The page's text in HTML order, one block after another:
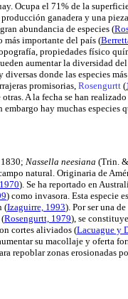
Ocupa el 71% de la
ganadera y una
abundancia de especies(
más importante del país(
propiedades físico
aumentar la diversidad
donde las especies
promisorias, Rosengurtt (
otras. A la fecha se han
embargo hay muchas especies
Nassella neesiana (Trin.
natural. Originaria de
1970). Se ha reportado en
) como invasora. Esta especie
(Izaguirre, 1993). Por ser una
Rosengurtt, 1979), se
cortes aliviados(Lacuague y
su macollaje y oferta
repoblar zonas erosionadas